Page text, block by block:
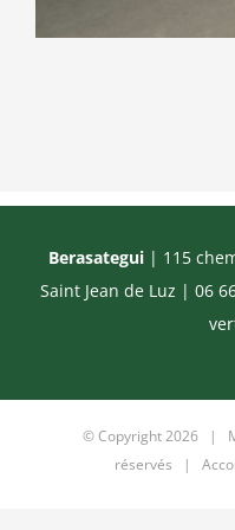
Berasategui| 115
Saint Jean de Luz | 06
© Copyright2026 |
réservés |